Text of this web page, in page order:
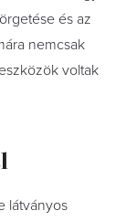
és az
nemcsak
voltak
látványos